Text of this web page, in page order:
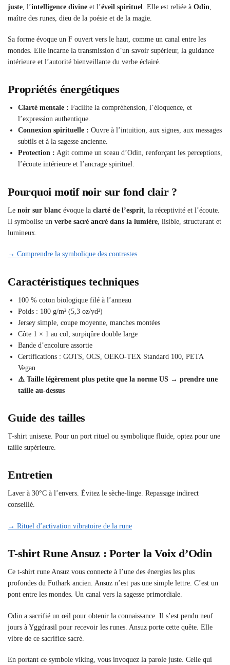
juste , l’intelligence divine et l’éveil spirituel . Elle est reliée à Odin
maître des runes, dieu de la poésie et de la magie.
Sa forme évoque un F ouvert vers le haut, comme un canal entre les
mondes. Elle incarne la transmission d’un savoir supérieur, la guidance
intérieure et l’autorité bienveillante du verbe éclairé.
Propriétés énergétiques
Clarté mentale : Facilite la compréhension, l’éloquence, et
l’expression authentique.
Connexion spirituelle : Ouvre à l’intuition, aux signes, aux messages
subtils et à la sagesse ancienne.
Protection : Agit comme un sceau d’Odin, renforçant les perceptions,
l’écoute intérieure et l’ancrage spirituel.
Pourquoi motif noir sur fond clair ?
Le noir sur blanc évoque la clarté de l’esprit , la réceptivité et l’écoute.
Il symbolise un verbe sacré ancré dans la lumière , lisible, structurant et
lumineux.
→ Comprendre la symbolique des contrastes
Caractéristiques techniques
100 % coton biologique filé à l’anneau
Poids : 180 g/m² (5,3 oz/yd²)
Jersey simple, coupe moyenne, manches montées
Côte 1 × 1 au col, surpiqûre double large
Bande d’encolure assortie
Certifications : GOTS, OCS, OEKO-TEX Standard 100, PETA
Vegan
⚠️ Taille légèrement plus petite que la norme US → prendre une
taille au-dessus
Guide des tailles
T-shirt unisexe. Pour un port rituel ou symbolique fluide, optez pour une
taille supérieure.
Entretien
Laver à 30°C à l’envers. Évitez le sèche-linge. Repassage indirect
conseillé.
→ Rituel d’activation vibratoire de la rune
T-shirt Rune Ansuz : Porter la Voix d’Odin
Ce t-shirt rune Ansuz vous connecte à l’une des énergies les plus
profondes du Futhark ancien. Ansuz n’est pas une simple lettre. C’est un
pont entre les mondes. Un canal vers la sagesse primordiale.
Odin a sacrifié un œil pour obtenir la connaissance. Il s’est pendu neuf
jours à Yggdrasil pour recevoir les runes. Ansuz porte cette quête. Elle
vibre de ce sacrifice sacré.
En portant ce symbole viking, vous invoquez la parole juste. Celle qui